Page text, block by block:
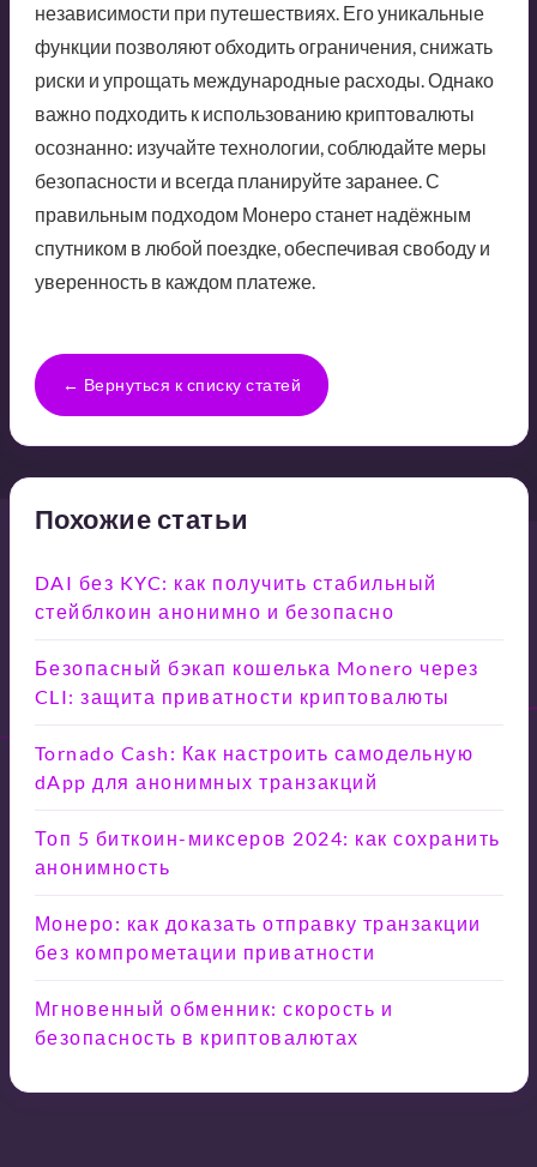
независимости при путешествиях. Его уникальные
функции позволяют обходить ограничения, снижать
риски и упрощать международные расходы. Однако
важно подходить к использованию криптовалюты
осознанно: изучайте технологии, соблюдайте меры
безопасности и всегда планируйте заранее. С
правильным подходом Монеро станет надёжным
спутником в любой поездке, обеспечивая свободу и
уверенность в каждом платеже.
← Вернуться к списку статей
Похожие статьи
DAI без KYC: как получить стабильный
стейблкоин анонимно и безопасно
Безопасный бэкап кошелька Monero через
CLI: защита приватности криптовалюты
Tornado Cash: Как настроить самодельную
dApp для анонимных транзакций
Топ 5 биткоин-миксеров 2024: как сохранить
анонимность
Монеро: как доказать отправку транзакции
без компрометации приватности
Мгновенный обменник: скорость и
безопасность в криптовалютах